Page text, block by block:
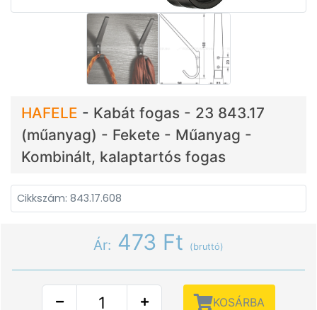
HAFELE - Kabát fogas - 23 843.17
(műanyag) - Fekete - Műanyag -
Kombinált, kalaptartós fogas
Cikkszám: 843.17.608
Ár: 473 Ft (bruttó)
KOSÁRBA